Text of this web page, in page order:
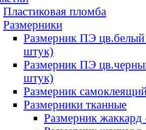
Пластиковая пломба
Размерники
Размерник ПЭ цв.белый
штук)
Размерник ПЭ
штук)
Размерник
Размерники тканные
Размерник